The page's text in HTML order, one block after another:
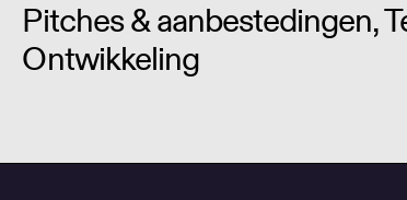
Pitches & aanbestedingen,
Ontwikkeling